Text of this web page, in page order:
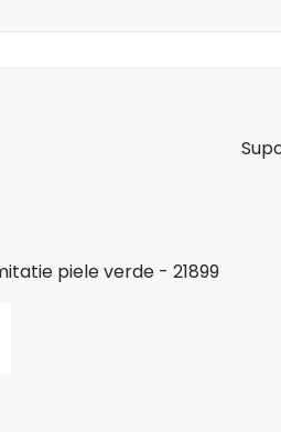
piele verde - 21899